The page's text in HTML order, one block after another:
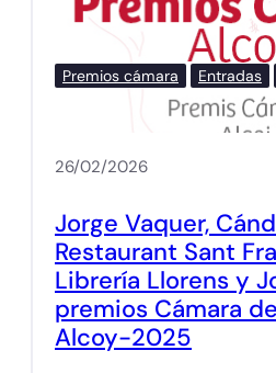
Premios cámara Entradas
26/02/2026
Jorge Vaquer,
Restaurant Sant
Librería Llorens y
premios Cámara
Alcoy-2025